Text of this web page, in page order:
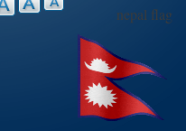
nepal flag